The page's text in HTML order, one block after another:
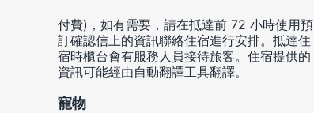
付費)，如有需要，請在抵達前 72 小時使用預
訂確認信上的資訊聯絡住宿進行安排。抵達住
宿時櫃台會有服務人員接待旅客。住宿提供的
資訊可能經由自動翻譯工具翻譯。
寵物